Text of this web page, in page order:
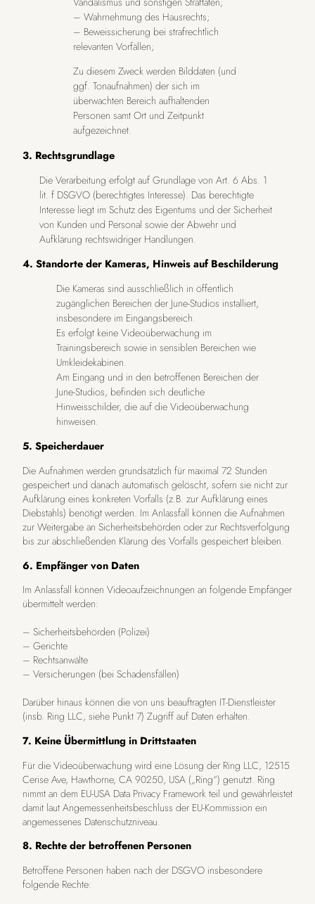
– Wahrnehmung des Hausrechts;
– Beweissicherung bei strafrechtlich
relevanten Vorfällen;
Zu diesem Zweck werden Bilddaten (und
ggf. Tonaufnahmen) der sich im
überwachten Bereich aufhaltenden
Personen samt Ort und Zeitpunkt
aufgezeichnet.
3. Rechtsgrundlage
Die Verarbeitung erfolgt auf Grundlage von Art. 6 Abs. 1
lit. f DSGVO (berechtigtes Interesse). Das berechtigte
Interesse liegt im Schutz des Eigentums und der Sicherheit
von Kunden und Personal sowie der Abwehr und
Aufklärung rechtswidriger Handlungen.
4. Standorte der Kameras, Hinweis auf Beschilderung
Die Kameras sind ausschließlich in öffentlich
zugänglichen Bereichen der June-Studios installiert,
insbesondere im Eingangsbereich.
Es erfolgt keine Videoüberwachung im
Trainingsbereich sowie in sensiblen Bereichen wie
Umkleidekabinen.
Am Eingang und in den betroffenen Bereichen der
June-Studios, befinden sich deutliche
Hinweisschilder, die auf die Videoüberwachung
hinweisen.
5. Speicherdauer
Die Aufnahmen werden grundsätzlich für maximal 72 Stunden
gespeichert und danach automatisch gelöscht, sofern sie nicht zur
Aufklärung eines konkreten Vorfalls (z.B. zur Aufklärung eines
Diebstahls) benötigt werden. Im Anlassfall können die Aufnahmen
zur Weitergabe an Sicherheitsbehörden oder zur Rechtsverfolgung
bis zur abschließenden Klärung des Vorfalls gespeichert bleiben.
6. Empfänger von Daten
Im Anlassfall können Videoaufzeichnungen an folgende Empfänger
übermittelt werden:
– Sicherheitsbehörden (Polizei)
– Gerichte
– Rechtsanwälte
– Versicherungen (bei Schadensfällen)
Darüber hinaus können die von uns beauftragten IT-Dienstleister
(insb. Ring LLC, siehe Punkt 7) Zugriff auf Daten erhalten.
7. Keine Übermittlung in Drittstaaten
Für die Videoüberwachung wird eine Lösung der Ring LLC, 12515
Cerise Ave, Hawthorne, CA 90250, USA („Ring“) genutzt. Ring
nimmt an dem EU-USA Data Privacy Framework teil und gewährleistet
damit laut Angemessenheitsbeschluss der EU-Kommission ein
angemessenes Datenschutzniveau.
8. Rechte der betroffenen Personen
Betroffene Personen haben nach der DSGVO insbesondere
folgende Rechte: